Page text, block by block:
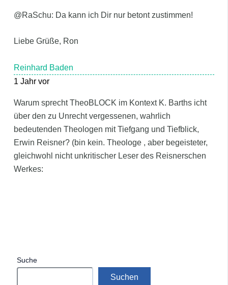
@RaSchu: Da kann ich Dir nur betont zustimmen!
Liebe Grüße, Ron
Reinhard Baden
1 Jahr vor
Warum sprecht TheoBLOCK im Kontext K. Barths icht
über den zu Unrecht vergessenen, wahrlich
bedeutenden Theologen mit Tiefgang und Tiefblick,
Erwin Reisner? (bin kein. Theologe , aber begeisteter,
gleichwohl nicht unkritischer Leser des Reisnerschen
Werkes:
Suche
Suchen